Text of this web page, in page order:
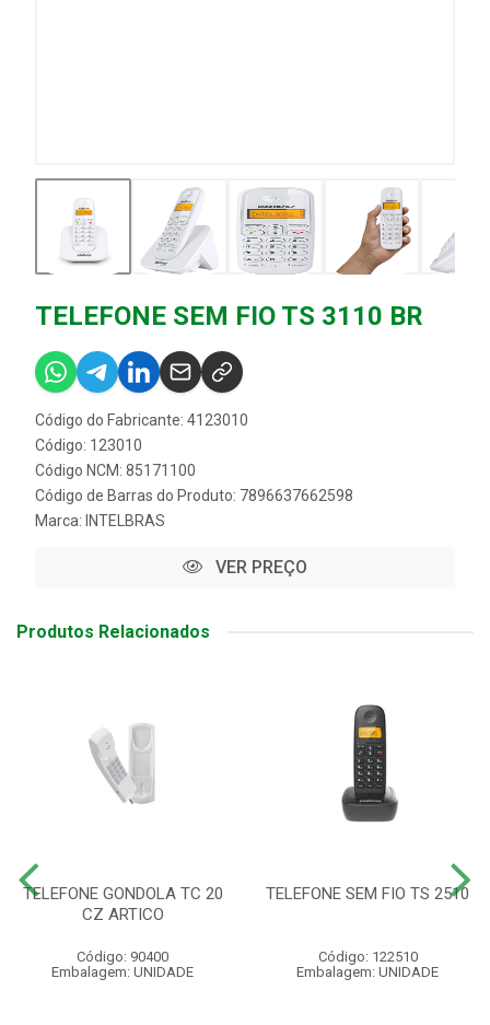
TELEFONE SEM FIO TS 3110 BR
Código do Fabricante: 4123010
Código: 123010
Código NCM: 85171100
Código de Barras do Produto: 7896637662598
Marca: INTELBRAS
VER PREÇO
Produtos Relacionados
TELEFONE GONDOLA TC 20
CZ ARTICO
Código: 90400
Embalagem: UNIDADE
TELEFONE SEM FIO TS 2510
Código: 122510
Embalagem: UNIDADE